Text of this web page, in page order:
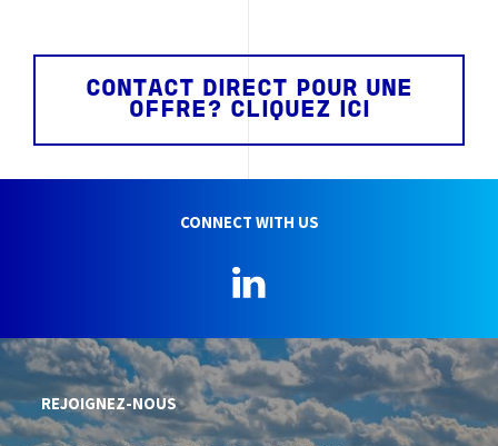
CONTACT DIRECT POUR UNE
OFFRE? CLIQUEZ ICI
CONNECT WITH US
REJOIGNEZ-NOUS